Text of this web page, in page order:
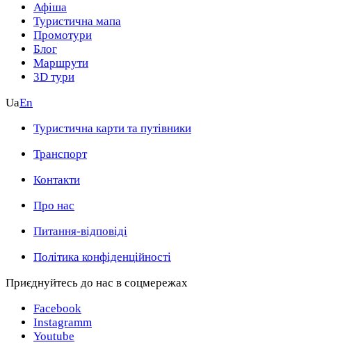
Афіша
Туристична мапа
Промотури
Блог
Маршрути
3D тури
UaEn
Туристична карти та путівники
Транспорт
Контакти
Про нас
Питання-відповіді
Політика конфіденційності
Приєднуйтесь до нас в соцмережах
Facebook
Instagramm
Youtube